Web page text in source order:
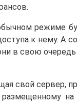
режиме
к нему. А
в свою
свой сервер,
на